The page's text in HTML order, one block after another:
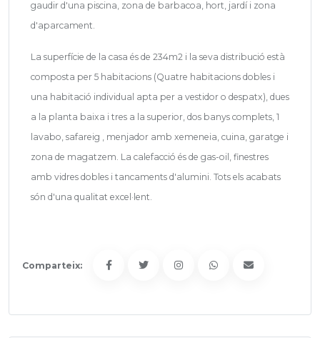
gaudir d'una piscina, zona de barbacoa, hort, jardí i zona
d'aparcament.
La superfície de la casa és de 234m2 i la seva distribució està
composta per 5 habitacions (Quatre habitacions dobles i
una habitació individual apta per a vestidor o despatx), dues
a la planta baixa i tres a la superior, dos banys complets, 1
lavabo, safareig , menjador amb xemeneia, cuina, garatge i
zona de magatzem. La calefacció és de gas-oil, finestres
amb vidres dobles i tancaments d'alumini. Tots els acabats
són d'una qualitat excel·lent.
Comparteix: